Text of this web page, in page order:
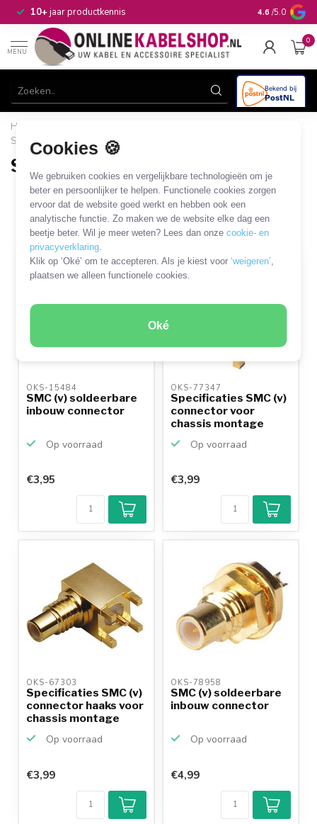
Cookies 🍪
We gebruiken cookies en vergelijkbare technologieën om je
beter en persoonlijker te helpen. Functionele cookies zorgen
ervoor dat de website goed werkt en hebben ook een
analytische functie. Zo maken we de website elke dag een
beetje beter. Wil je meer weten? Lees dan onzecookie- en
privacyverklaring.
Klik op ‘Oké’ om te accepteren. Als je kiest voor‘weigeren’,
plaatsen we alleen functionele cookies.
Oké
10+jaar productkennis 4.6 /5.0
MENU
0
Home
SSMB / SMC connectoren
Soldeerbare SMC connectoren
4 PRODUCTEN
Filters SORTEER OP
SALE
OKS-15484
SMC (v) soldeerbare
inbouw connector
Op voorraad
€3,95
OKS-77347
Specificaties SMC (v)
connector voor
chassis montage
Op voorraad
€3,99
OKS-67303
Specificaties SMC (v)
connector haaks voor
chassis montage
Op voorraad
€3,99
OKS-78958
SMC (v) soldeerbare
inbouw connector
Op voorraad
€4,99